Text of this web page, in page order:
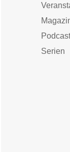
Serien